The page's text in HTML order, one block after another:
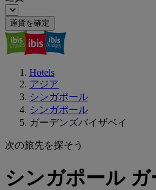
通貨を確定
Hotels
アジア
シンガポール
シンガポール
ガーデンズバイザベイ
次の旅先を探そう
シンガポール